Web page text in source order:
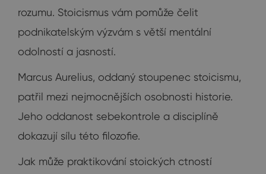
rozumu. Stoicismus vám pomůže čelit
podnikatelským výzvám s větší mentální
odolností a jasností.
Marcus Aurelius, oddaný stoupenec stoicismu,
patřil mezi nejmocnějších osobnosti historie.
Jeho oddanost sebekontrole a disciplíně
dokazují sílu této filozofie.
Jak může praktikování stoických ctností